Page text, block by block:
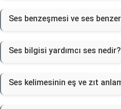
Ses benzeşmesi ve ses
Ses bilgisi yardımcı ses nedir?
Ses kelimesinin eş ve zıt